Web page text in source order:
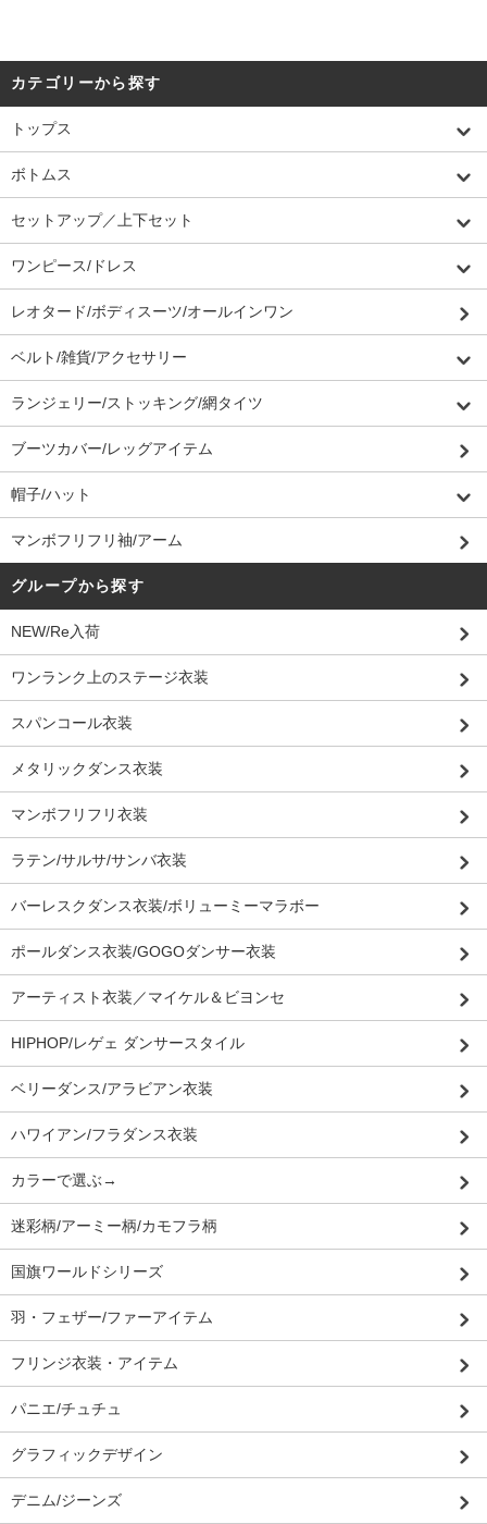
カテゴリーから探す
トップス
ボトムス
セットアップ／上下セット
ワンピース/ドレス
レオタード/ボディスーツ/オールインワン
ベルト/雑貨/アクセサリー
ランジェリー/ストッキング/網タイツ
ブーツカバー/レッグアイテム
帽子/ハット
マンボフリフリ袖/アーム
グループから探す
NEW/Re入荷
ワンランク上のステージ衣装
スパンコール衣装
メタリックダンス衣装
マンボフリフリ衣装
ラテン/サルサ/サンバ衣装
バーレスクダンス衣装/ボリューミーマラボー
ポールダンス衣装/GOGOダンサー衣装
アーティスト衣装／マイケル＆ビヨンセ
HIPHOP/レゲェ ダンサースタイル
ベリーダンス/アラビアン衣装
ハワイアン/フラダンス衣装
カラーで選ぶ→
迷彩柄/アーミー柄/カモフラ柄
国旗ワールドシリーズ
羽・フェザー/ファーアイテム
フリンジ衣装・アイテム
パニエ/チュチュ
グラフィックデザイン
デニム/ジーンズ